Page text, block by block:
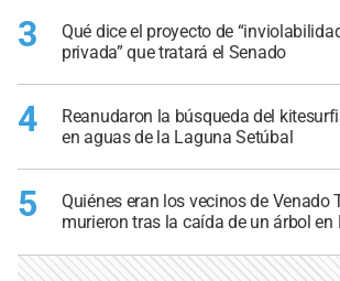
3
Qué dice el proyecto de
privada” que tratará el Senado
4
Reanudaron la búsqueda del
en aguas de la Laguna Setúbal
5
Quiénes eran los vecinos de Venado
murieron tras la caída de un árbol en